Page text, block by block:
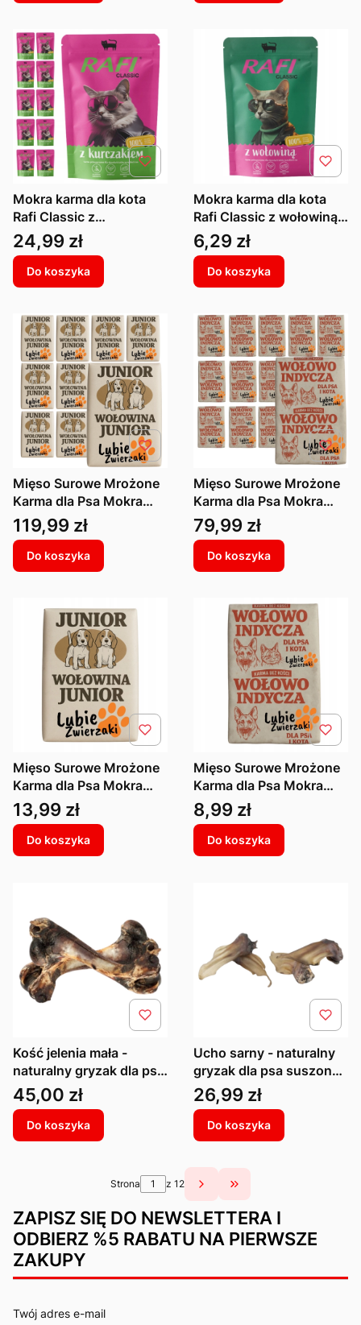
Mokra karma dla kota
Rafi Classic z
kurczakiem dla kota
saszetka 100 g x 10
Cena
24,99 zł
Do koszyka
Mokra karma dla kota
Rafi Classic z wołowiną
dla kota saszetka 100 g
Cena
6,29 zł
Do koszyka
Mięso Surowe Mrożone
Karma dla Psa Mokra
Wołowina Junior Białko
BARF 10kg
Cena
119,99 zł
Do koszyka
Mięso Surowe Mrożone
Karma dla Psa Mokra
Wołowo Indycza
Witaminy BARF 10kg
Cena
79,99 zł
Do koszyka
Mięso Surowe Mrożone
Karma dla Psa Mokra
Wołowina Junior Białko
BARF 1kg
Cena
13,99 zł
Do koszyka
Mięso Surowe Mrożone
Karma dla Psa Mokra
Wołowo Indycza
Witaminy BARF 1kg
Cena
8,99 zł
Do koszyka
Kość jelenia mała -
naturalny gryzak dla psa
suszony przysmak - 5
sztuk
Cena
45,00 zł
Do koszyka
Ucho sarny - naturalny
gryzak dla psa suszony
przysmak - 5 sztuk
Cena
26,99 zł
Do koszyka
Strona z 12 Przejdź do ostatniej
ZAPISZ SIĘ DO NEWSLETTERA I
ODBIERZ %5 RABATU NA PIERWSZE
ZAKUPY
Twój adres e-mail